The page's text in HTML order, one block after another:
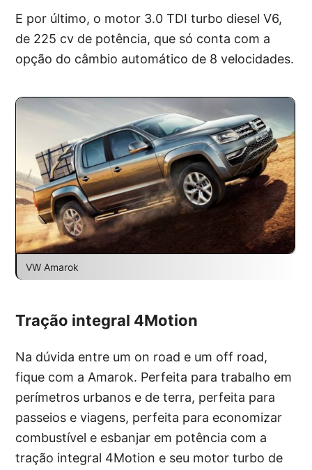
E por último, o motor 3.0 TDI turbo diesel V6,
de 225 cv de potência, que só conta com a
opção do câmbio automático de 8 velocidades.
VW Amarok
Tração integral 4Motion
Na dúvida entre um on road e um off road,
fique com a Amarok. Perfeita para trabalho em
perímetros urbanos e de terra, perfeita para
passeios e viagens, perfeita para economizar
combustível e esbanjar em potência com a
tração integral 4Motion e seu motor turbo de